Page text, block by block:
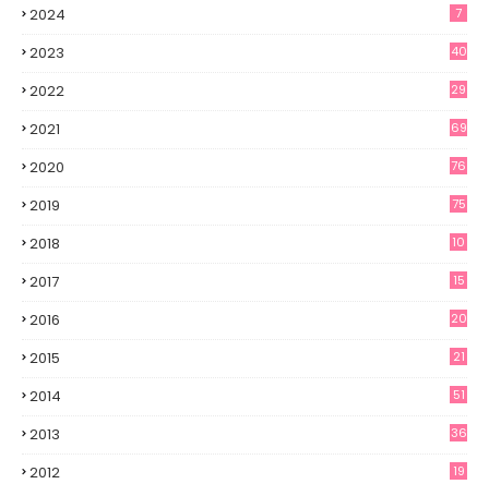
2024 7
2023 40
2022 29
2021 69
2020 76
2019 75
2018 10
2017 15
2016 20
2015 21
2014 51
2013 36
2012
19